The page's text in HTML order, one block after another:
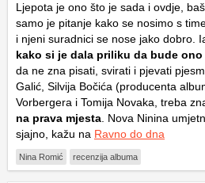
Ljepota je ono što je sada i ovdje,
samo je pitanje kako se nosimo s
i njeni suradnici se nose jako dobro.
kako si je dala priliku da bude
da ne zna pisati, svirati i pjevati
Galić, Silvija Bočića (producenta
Vorbergera i Tomija Novaka, treba
na prava mjesta . Nova Ninina
sjajno, kažu na Ravno do dna
Nina Romić recenzija albuma